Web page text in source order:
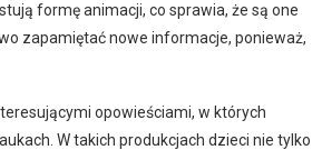
formę animacji, co sprawia, że są one
zapamiętać nowe informacje, ponieważ,
opowieściami, w których
W takich produkcjach dzieci nie tylko